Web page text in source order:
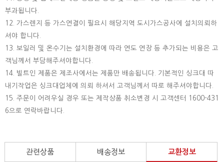
부과됩니다.
12. 가스렌지 등 가스연결이 필요시 해당지역 도시가스공사에 설치의뢰하
셔야 합니다.
13. 보일러 및 온수기는 설치환경에 따라 연도 연장 등 추가되는 비용은 고
객님께서 부담해주셔야합니다.
14. 빌트인 제품은 제조사에서는 제품만 배송됩니다. 기본적인 싱크대 따
내기작업은 싱크대업체에 의뢰 하셔서 고객님께서 따로 해주셔야합니다.
15. 주문이 어려우실 경우 또는 제작상품 취소변경 시 고객센터 1600-431
6으로 연락바랍니다.
관련상품 배송정보 교환정보